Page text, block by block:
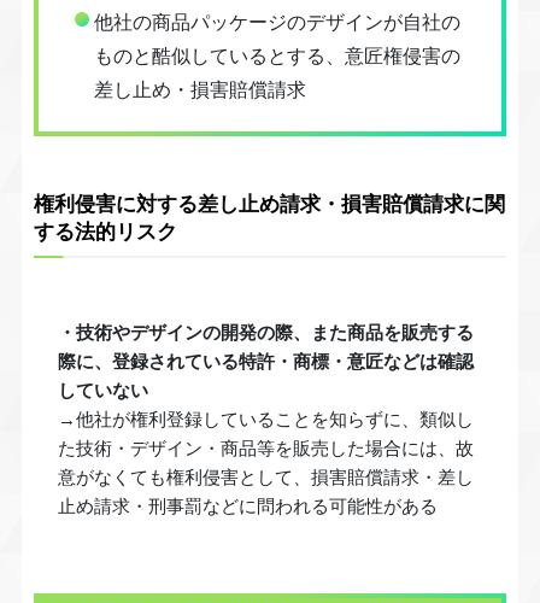
他社の商品パッケージのデザインが自社の
ものと酷似しているとする、意匠権侵害の
差し止め・損害賠償請求
権利侵害に対する差し止め請求・損害賠償請求に関
する法的リスク
・技術やデザインの開発の際、また商品を販売する
際に、登録されている特許・商標・意匠などは確認
していない
→他社が権利登録していることを知らずに、類似し
た技術・デザイン・商品等を販売した場合には、故
意がなくても権利侵害として、損害賠償請求・差し
止め請求・刑事罰などに問われる可能性がある